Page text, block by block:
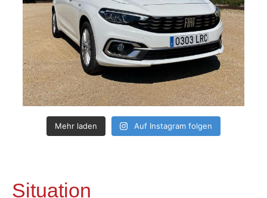
Mehr laden Auf Instagram folgen
Situation